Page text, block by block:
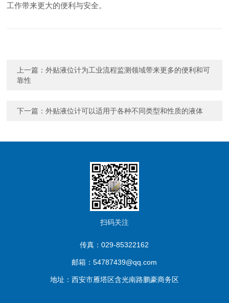
工作带来更大的便利与安全。
上一篇：外贴液位计为工业流程监测领域带来更多的便利和可
靠性
下一篇：外贴液位计可以适用于各种不同类型和性质的液体
扫码关注
传真：029-85322162
邮箱：54787439@qq.com
地址：西安市雁塔区含光南路鹏豪商务区